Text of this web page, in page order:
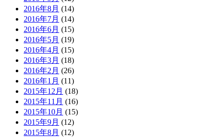
2016年8月 (14)
2016年7月 (14)
2016年6月 (15)
2016年5月 (19)
2016年4月 (15)
2016年3月 (18)
2016年2月 (26)
2016年1月 (11)
2015年12月 (18)
2015年11月 (16)
2015年10月 (15)
2015年9月 (12)
2015年8月 (12)